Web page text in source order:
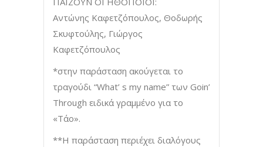
Αντώνης Καφετζόπουλος, Θοδωρής
Σκυφτούλης, Γιώργος
Καφετζόπουλος
*στην παράσταση ακούγεται το
τραγούδι “What’ s my name” των Goin’
Through ειδικά γραμμένο για το
«Τάο».
**Η παράσταση περιέχει διαλόγους